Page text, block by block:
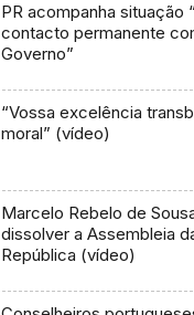
PR acompanha situação
contacto permanente
Governo”
“Vossa excelência
moral” (vídeo)
Marcelo Rebelo de
dissolver a Assembleia
República (vídeo)